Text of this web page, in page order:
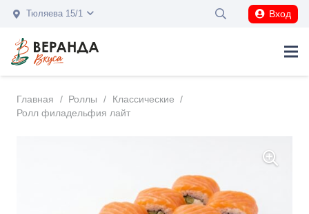
Тюляева 15/1 Вход
Главная / Роллы / Классические /
Ролл филадельфия лайт